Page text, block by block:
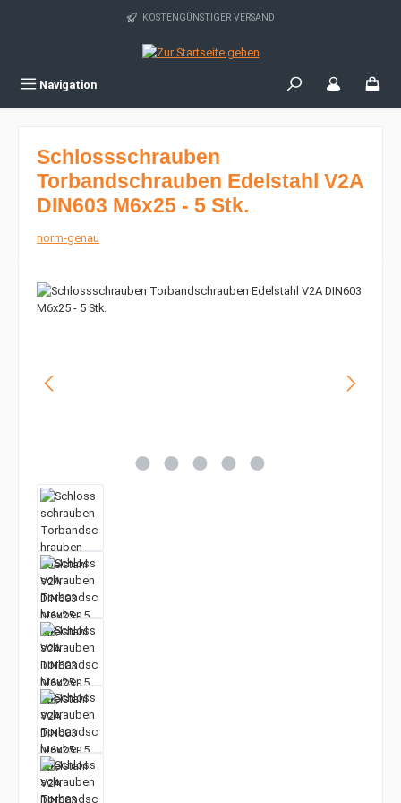
Zum Hauptinhalt springen KOSTENGÜNSTIGER VERSAND
Navigation
Schlossschrauben
Torbandschrauben Edelstahl V2A
DIN603 M6x25 - 5 Stk.
norm-genau
Bildergalerie überspringen